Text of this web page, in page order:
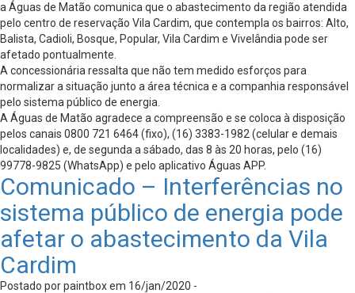
a Águas de Matão comunica que o abastecimento da região atendida
pelo centro de reservação Vila Cardim, que contempla os bairros: Alto,
Balista, Cadioli, Bosque, Popular, Vila Cardim e Vivelândia pode ser
afetado pontualmente.
A concessionária ressalta que não tem medido esforços para
normalizar a situação junto a área técnica e a companhia responsável
pelo sistema público de energia.
A Águas de Matão agradece a compreensão e se coloca à disposição
pelos canais 0800 721 6464 (fixo), (16) 3383-1982 (celular e demais
localidades) e, de segunda a sábado, das 8 às 20 horas, pelo (16)
99778-9825 (WhatsApp) e pelo aplicativo Águas APP.
Comunicado – Interferências no
sistema público de energia pode
afetar o abastecimento da Vila
Cardim
Postado por paintbox em 16/jan/2020 -